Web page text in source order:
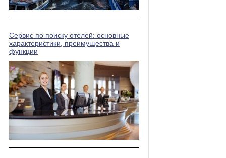
Сервис по поиску отелей: основные
характеристики, преимущества и
функции